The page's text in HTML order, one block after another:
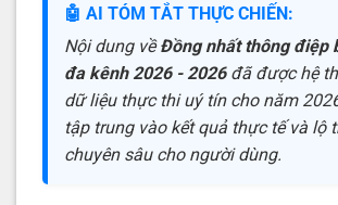
🤖 AI TÓM TẮT THỰC CHIẾN:
Nội dung vềĐồng nhất thông điệp
đa kênh 2026 - 2026đã được hệ
dữ liệu thực thi uý tín cho năm
tập trung vào kết quả thực tế và lộ
chuyên sâu cho người dùng.